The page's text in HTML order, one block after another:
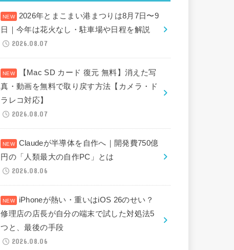
2026年とまこまい港まつりは8月7日〜9
日｜今年は花火なし・駐車場や日程を解説
2026.08.07
【Mac SD カード 復元 無料】消えた写
真・動画を無料で取り戻す方法【カメラ・ド
ラレコ対応】
2026.08.07
Claudeが半導体を自作へ｜開発費750億
円の「人類最大の自作PC」とは
2026.08.06
iPhoneが熱い・重いはiOS 26のせい？
修理店の店長が自分の端末で試した対処法5
つと、最後の手段
2026.08.06